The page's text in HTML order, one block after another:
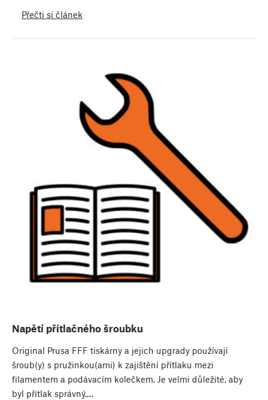
Přečti si článek
Napětí přítlačného šroubku
Original Prusa FFF tiskárny a jejich upgrady používají
šroub(y) s pružinkou(ami) k zajištění přítlaku mezi
filamentem a podávacím kolečkem. Je velmi důležité, aby
byl přítlak správný.…